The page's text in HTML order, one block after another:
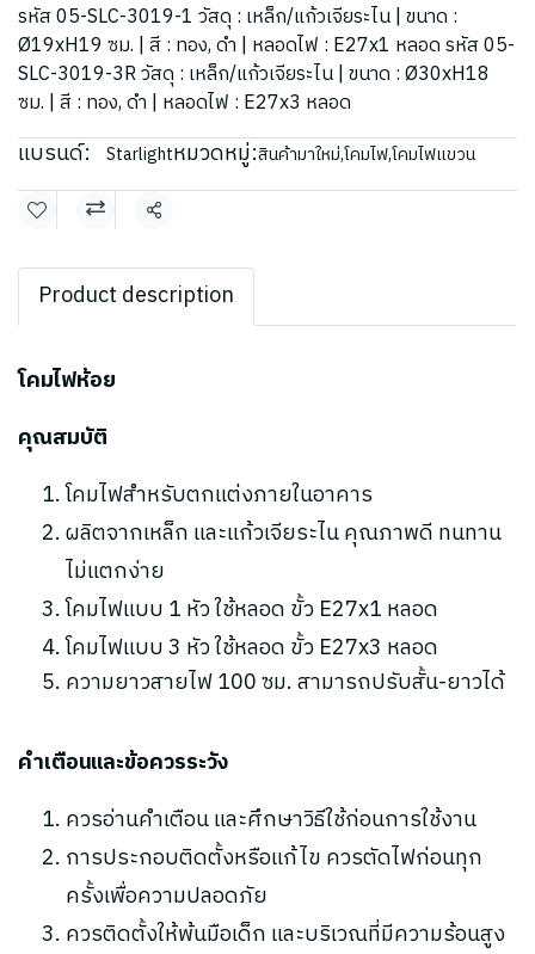
รหัส 05-SLC-3019-1 วัสดุ : เหล็ก/แก้วเจียระไน | ขนาด :
Ø19xH19 ซม. | สี : ทอง, ดำ | หลอดไฟ : E27x1 หลอด รหัส 05-
SLC-3019-3R วัสดุ : เหล็ก/แก้วเจียระไน | ขนาด : Ø30xH18
ซม. | สี : ทอง, ดำ | หลอดไฟ : E27x3 หลอด
แบรนด์: Starlightหมวดหมู่:สินค้ามาใหม่,โคมไฟ,โคมไฟแขวน
แชร์
Product description
โคมไฟห้อย
คุณสมบัติ
โคมไฟสำหรับตกแต่งภายในอาคาร
ผลิตจากเหล็ก และแก้วเจียระไน คุณภาพดี ทนทาน
ไม่แตกง่าย
โคมไฟแบบ 1 หัว ใช้หลอด ขั้ว E27x1 หลอด
โคมไฟแบบ 3 หัว ใช้หลอด ขั้ว E27x3 หลอด
ความยาวสายไฟ 100 ซม. สามารถปรับสั้น-ยาวได้
คำเตือนและข้อควรระวัง
ควรอ่านคำเตือน และศึกษาวิธีใช้ก่อนการใช้งาน
การประกอบติดตั้งหรือแก้ไข ควรตัดไฟก่อนทุก
ครั้งเพื่อความปลอดภัย
ควรติดตั้งให้พ้นมือเด็ก และบริเวณที่มีความร้อนสูง